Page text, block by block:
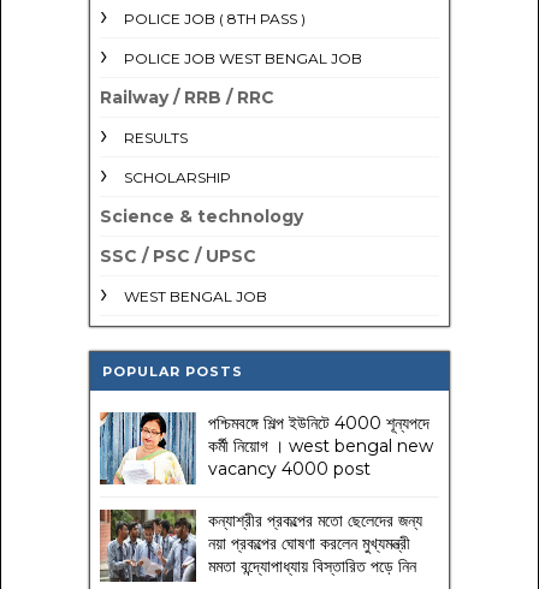
POLICE JOB ( 8TH PASS )
POLICE JOB WEST BENGAL JOB
Railway / RRB / RRC
RESULTS
SCHOLARSHIP
Science & technology
SSC / PSC / UPSC
WEST BENGAL JOB
POPULAR POSTS
পশ্চিমবঙ্গে শিল্প ইউনিটে 4000 শূন্যপদে
কর্মী নিয়োগ । west bengal new
vacancy 4000 post
কন্যাশ্রীর প্রকল্পের মতো ছেলেদের জন্য
নয়া প্রকল্পের ঘোষণা করলেন মুখ্যমন্ত্রী
মমতা বন্দ্যোপাধ্যায় বিস্তারিত পড়ে নিন